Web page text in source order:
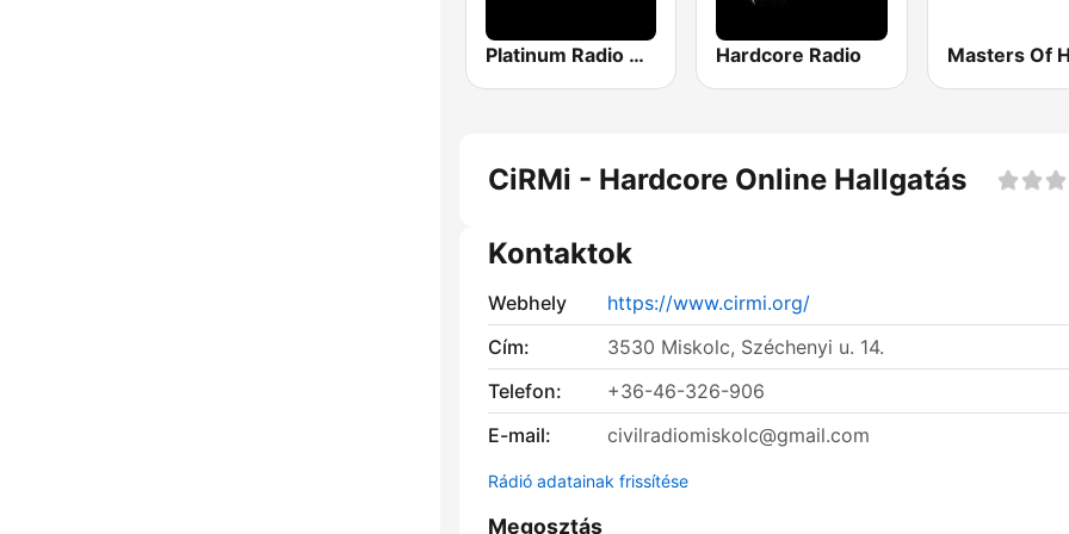
Platinum Radio HardStyle Hardcore Radio
CiRMi - Hardcore Online Hallgatás
Kontaktok
Webhely
https://www.cirmi.org/
Cím:
3530 Miskolc, Széchenyi u. 14.
Telefon:
+36-46-326-906
E-mail:
civilradiomiskolc@gmail.com
Rádió adatainak frissítése
Megosztás